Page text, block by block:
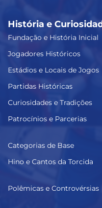
História e
Fundação e História Inicial
Jogadores Históricos
Estádios e Locais de Jogos
Partidas Históricas
Curiosidades e Tradições
Patrocínios e Parcerias
Categorias de Base
Hino e Cantos da Torcida
Polêmicas e Controvérsias